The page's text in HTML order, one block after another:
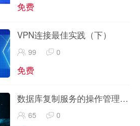
免费
VPN连接最佳实践（下）
99 0
免费
数据库复制服务的操作管理
（下）
65 0